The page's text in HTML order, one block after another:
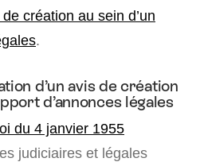
création au sein d’un
.
d’un avis de création
d’annonces légales
du 4 janvier 1955
judiciaires et légales